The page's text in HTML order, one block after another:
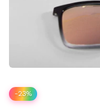
-23%